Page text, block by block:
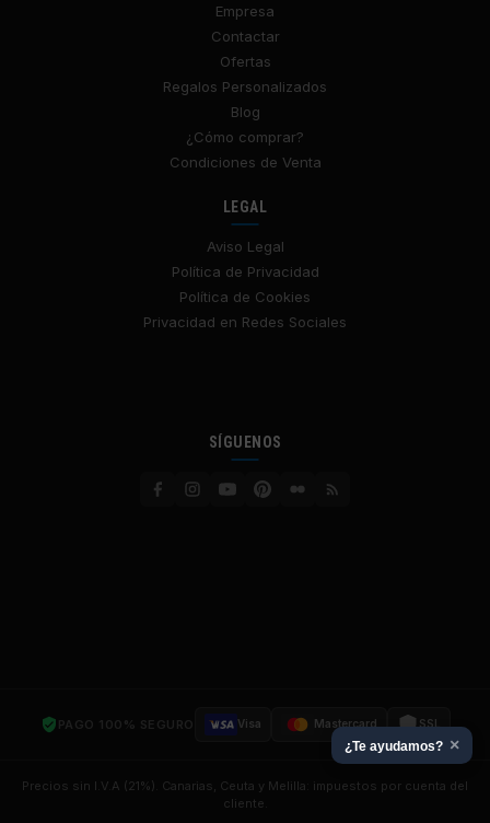
Empresa
Contactar
Ofertas
Regalos Personalizados
Blog
¿Cómo comprar?
Condiciones de Venta
LEGAL
Aviso Legal
Política de Privacidad
Política de Cookies
Privacidad en Redes Sociales
SÍGUENOS
PAGO 100% SEGURO Visa Mastercard SSL
Precios sin I.V.A (21%). Canarias, Ceuta y Melilla: impuestos por cuenta del
cliente.
¿Te ayudamos? ×